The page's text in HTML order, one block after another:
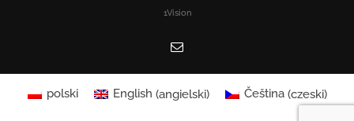
1Vision
Email
polski English (angielski) Čeština(czeski)